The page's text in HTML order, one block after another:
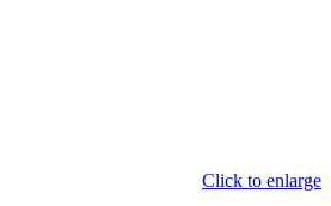
Click to enlarge